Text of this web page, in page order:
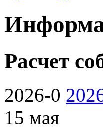
Расчет
2026-0
15 мая